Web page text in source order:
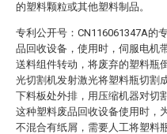
的塑料颗粒或其他塑料制品。
专利公开号：CN116061347A的
品回收设备，使用时，伺服电机
送料组件转动，将废弃的塑料瓶
光切割机发射激光将塑料瓶切割
下料板处外排，用压缩机器对切
这种塑料废品回收设备使用时，
不混合有纸屑，需要人工将塑料